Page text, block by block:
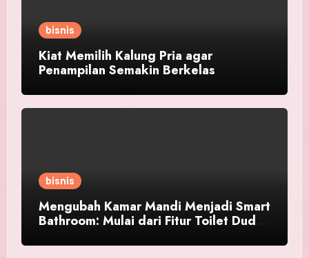
bisnis
Kiat Memilih Kalung Pria agar
Penampilan Semakin Berkelas
bisnis
Mengubah Kamar Mandi Menjadi Smart
Bathroom: Mulai dari Fitur Toilet Duduk